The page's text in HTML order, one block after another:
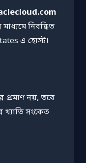
নিবন্ধিত
এ হোস্ট।
প্রমাণ নয়, তবে
খ্যাতি সংকেত